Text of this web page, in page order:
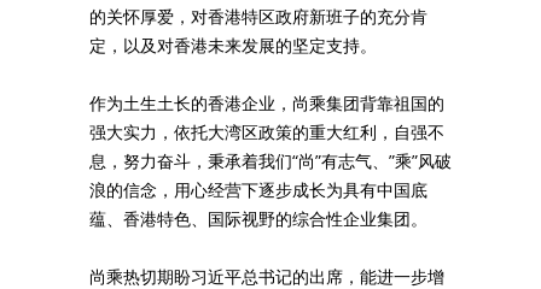
的关怀厚爱，对香港特区政府新班子的充分肯
定，以及对香港未来发展的坚定支持。
作为土生土长的香港企业，尚乘集团背靠祖国的
强大实力，依托大湾区政策的重大红利，自强不
息，努力奋斗，秉承着我们“尚”有志气、”乘”风破
浪的信念，用心经营下逐步成长为具有中国底
蕴、香港特色、国际视野的综合性企业集团。
尚乘热切期盼习近平总书记的出席，能进一步增